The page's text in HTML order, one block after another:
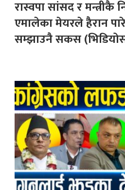
रास्वपा सांसद र मन्त्रीकै
एमालेका मेयरले हैरान
सम्झाउनै सकस